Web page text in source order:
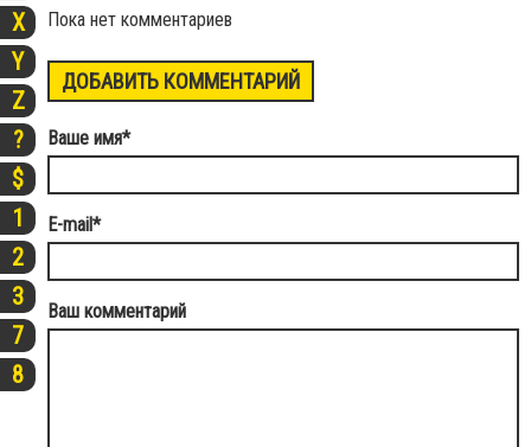
X
Y
Z
?
$
1
2
3
7
8
Пока нет комментариев
ДОБАВИТЬ КОММЕНТАРИЙ
Ваше имя*
E-mail*
Ваш комментарий